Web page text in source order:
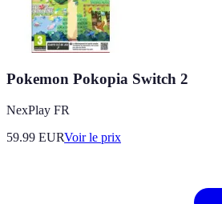
Pokemon Pokopia Switch 2
NexPlay FR
59.99 EURVoir le prix